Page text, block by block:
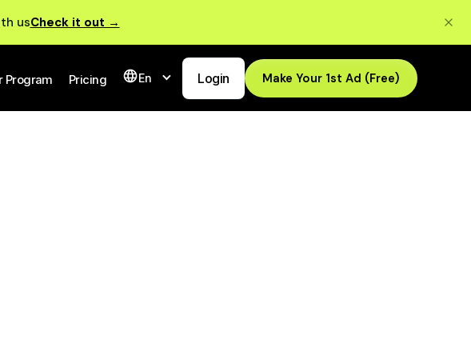
usCheck it out →
Program Pricing En Login Make Your 1st Ad (Free)